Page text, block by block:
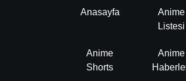
Anasayfa
Anime
Listesi
Anime
Shorts
Anime